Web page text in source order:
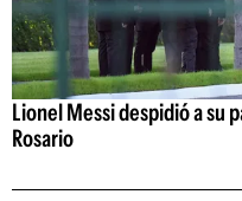
Lionel Messi despidió a su
Rosario